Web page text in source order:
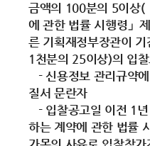
금액의 100분의 5이상(
에 관한 법률 시행령」
른 기획재정부장관이
1천분의 25이상)의 입
- 신용정보 관리규약
질서 문란자
- 입찰공고일 이전 1
하는 계약에 관한 법률